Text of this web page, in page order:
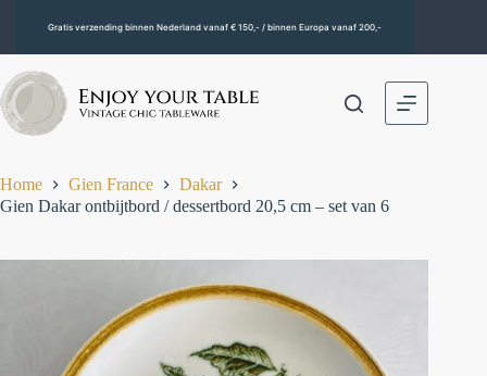
Gratis verzending binnen Nederland vanaf € 150,- / binnen Europa vanaf 200,-
Home Gien France
Dakar
Gien Dakar ontbijtbord / dessertbord 20,5 cm – set van 6